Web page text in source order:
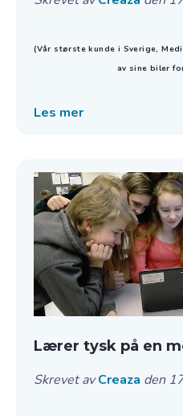
(Vår største kunde i Sverige,
av sine biler
Les mer
Lærer tysk på en
Skrevet avCreaza den